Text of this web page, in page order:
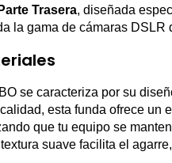
Trasera, diseñada
la gama de cámaras DSLR
se caracteriza por su
esta funda ofrece un
que tu equipo se
suave facilita el